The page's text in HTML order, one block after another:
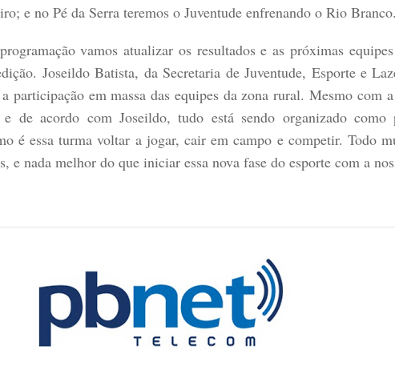
e no Pé da Serra teremos o Juventude enfrenando o Rio
vamos atualizar os resultados e as próximas
Joseildo Batista, da Secretaria de Juventude, Esporte e
participação em massa das equipes da zona rural. Mesmo
e de acordo com Joseildo, tudo está sendo organizado como
é essa turma voltar a jogar, cair em campo e competir. Todo
e nada melhor do que iniciar essa nova fase do esporte com a